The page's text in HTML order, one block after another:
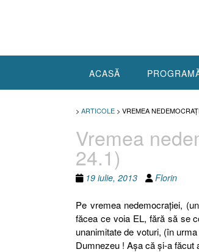
ACASĂ
> ARTICOLE > VREMEA
Vremea
24.1)
19 iulie, 2013 Florin
Pe vremea nedemocraţiei,
făcea ce voia EL, fără să se
unanimitate de voturi, (în
Dumnezeu ! Aşa că şi-a făcut